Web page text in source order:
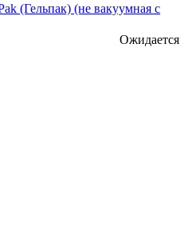
(Гельпак) (не вакуумная с
Ожидается